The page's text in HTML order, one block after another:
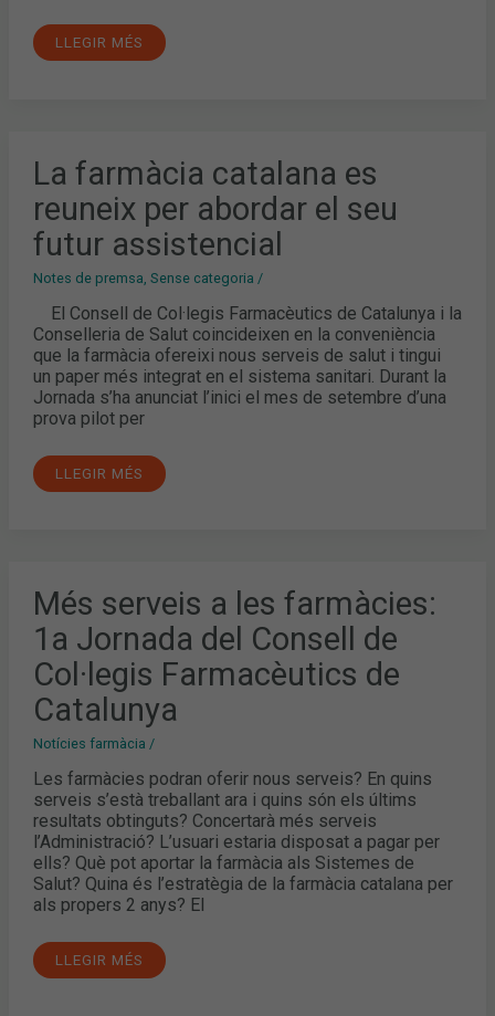
LLEGIR MÉS
La farmàcia catalana es
reuneix per abordar el seu
futur assistencial
Notes de premsa Sense categoria /
El Consell de Col·legis Farmacèutics de Catalunya i la
Conselleria de Salut coincideixen en la conveniència
que la farmàcia ofereixi nous serveis de salut i tingui
un paper més integrat en el sistema sanitari. Durant la
Jornada s’ha anunciat l’inici el mes de setembre d’una
prova pilot per
FARMÀCIA
CATALANA
ES
REUNEIX
PER
ABORDAR
SEU
FUTUR
ASSISTENCIAL
LLEGIR MÉS
Més serveis a les farmàcies:
1a Jornada del Consell de
Col·legis Farmacèutics de
Catalunya
Notícies farmàcia /
Les farmàcies podran oferir nous serveis? En quins
serveis s’està treballant ara i quins són els últims
resultats obtinguts? Concertarà més serveis
l’Administració? L’usuari estaria disposat a pagar per
ells? Què pot aportar la farmàcia als Sistemes de
Salut? Quina és l’estratègia de la farmàcia catalana per
als propers 2 anys? El
MÉS
SERVEIS
A
LES
FARMÀCIES:
1A
JORNADA
CONSELL
DE
COL·LEGIS
FARMACÈUTICS
CATALUNYA
LLEGIR MÉS